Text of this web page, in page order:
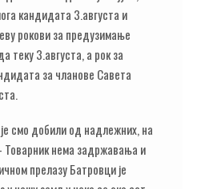
кандидата 3.августа и
рокови за предузимање
теку 3.августа, а рок за
за чланове Савета
смо добили од надлежних, на
нема задржавања и
прелазу Батровци је